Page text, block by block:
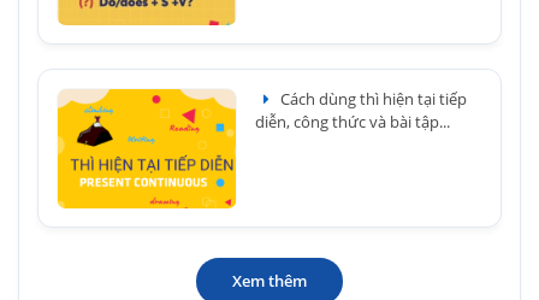
Cách dùng thì hiện tại tiếp
diễn, công thức và bài tập...
Xem thêm